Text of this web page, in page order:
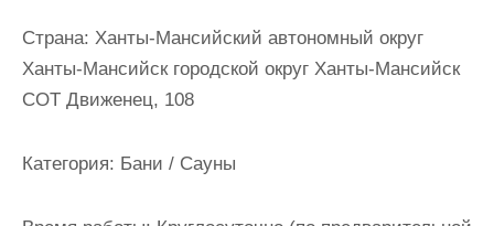
Страна: Ханты-Мансийский автономный округ
Ханты-Мансийск городской округ Ханты-Мансийск
СОТ Движенец, 108
Категория: Бани / Сауны